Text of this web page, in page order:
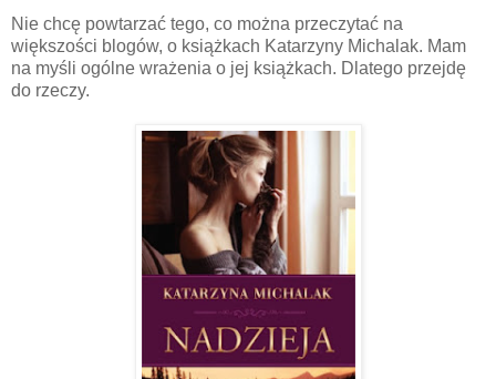
Nie chcę powtarzać tego, co można przeczytać na
większości blogów, o książkach Katarzyny Michalak. Mam
na myśli ogólne wrażenia o jej książkach. Dlatego przejdę
do rzeczy.